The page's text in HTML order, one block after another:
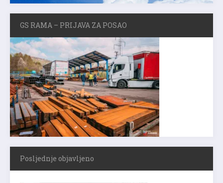
GS RAMA – PRIJAVA ZA POSAO
Posljednje objavljeno